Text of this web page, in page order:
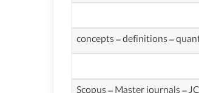
concepts – definitions –